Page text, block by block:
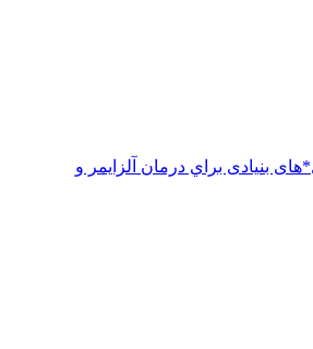
بنيادی براي درمان آلزايمر و